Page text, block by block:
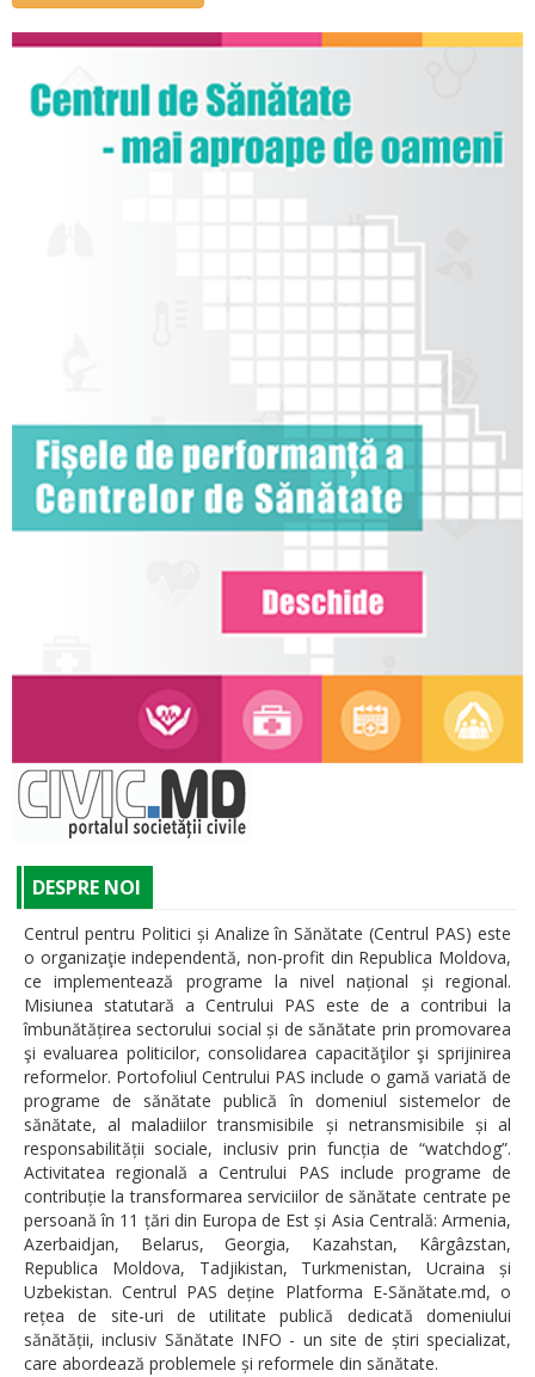
DESPRE NOI
Centrul pentru Politici și Analize în Sănătate (Centrul PAS) este
o organizaţie independentă, non-profit din Republica Moldova,
ce implementează programe la nivel național și regional.
Misiunea statutară a Centrului PAS este de a contribui la
îmbunătățirea sectorului social și de sănătate prin promovarea
şi evaluarea politicilor, consolidarea capacităţilor şi sprijinirea
reformelor. Portofoliul Centrului PAS include o gamă variată de
programe de sănătate publică în domeniul sistemelor de
sănătate, al maladiilor transmisibile și netransmisibile și al
responsabilității sociale, inclusiv prin funcția de “watchdog”.
Activitatea regională a Centrului PAS include programe de
contribuție la transformarea serviciilor de sănătate centrate pe
persoană în 11 țări din Europa de Est și Asia Centrală: Armenia,
Azerbaidjan, Belarus, Georgia, Kazahstan, Kârgâzstan,
Republica Moldova, Tadjikistan, Turkmenistan, Ucraina și
Uzbekistan. Centrul PAS deține Platforma E-Sănătate.md, o
rețea de site-uri de utilitate publică dedicată domeniului
sănătății, inclusiv Sănătate INFO - un site de știri specializat,
care abordează problemele și reformele din sănătate.